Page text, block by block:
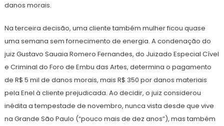
danos morais.
Na terceira decisão, uma cliente também mulher ficou quase
uma semana sem fornecimento de energia. A condenação do
juiz Gustavo Sauaia Romero Fernandes, do Juizado Especial Cível
e Criminal do Foro de Embu das Artes, determina o pagamento
de R$ 5 mil de danos morais, mais R$ 350 por danos materiais
pela Enel à cliente prejudicada. Ao decidir, o juiz considerou
inédita a tempestade de novembro, nunca vista desde que vive
na Grande São Paulo (“pouco mais de dez anos”), mas também